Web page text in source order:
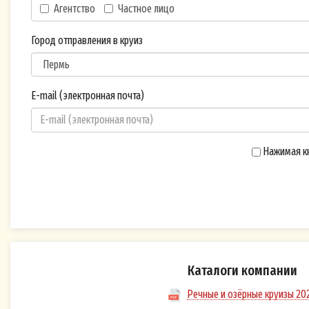
Агентство
Частное лицо
Город отправления в круиз
E-mail (электронная почта)
Нажимая
Я
Каталоги компании
Речные и озёрные круизы